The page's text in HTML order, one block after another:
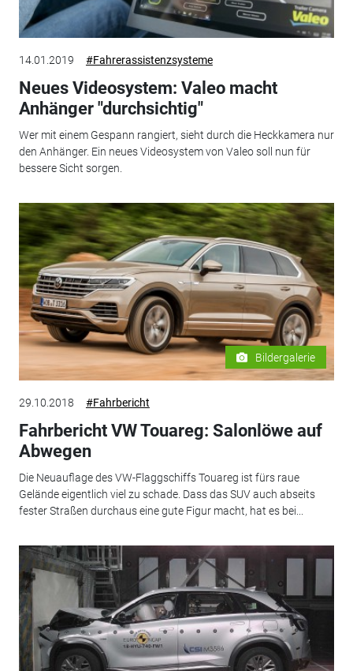
14.01.2019 #Fahrerassistenzsysteme
Neues Videosystem: Valeo macht
Anhänger "durchsichtig"
Wer mit einem Gespann rangiert, sieht durch die Heckkamera nur
den Anhänger. Ein neues Videosystem von Valeo soll nun für
bessere Sicht sorgen.
Bildergalerie
29.10.2018 #Fahrbericht
Fahrbericht VW Touareg: Salonlöwe auf
Abwegen
Die Neuauflage des VW-Flaggschiffs Touareg ist fürs raue
Gelände eigentlich viel zu schade. Dass das SUV auch abseits
fester Straßen durchaus eine gute Figur macht, hat es bei...